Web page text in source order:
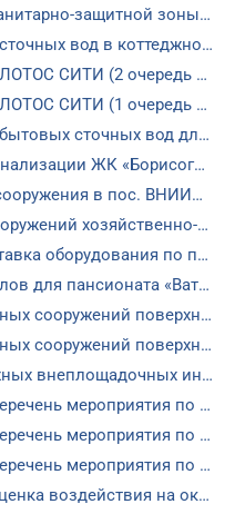
Проект обоснования санитарно-защитной зоны ЗАО «Дмитровский завод газобетонных изделий»
Очистные сооружения сточных вод в коттеджном поселке Полуостров
Очистные сооружения ЛОТОС СИТИ (2 очередь строительства)
Очистные сооружения ЛОТОС СИТИ (1 очередь строительства)
Очистные сооружения бытовых сточных вод для Индустриального парка Индиго
Очистные ливневой канализации ЖК «Борисоглебское»
Локальные очистные сооружения в пос. ВНИИССОК
Комплекс очистных сооружений хозяйственно‐бытовых сточных вод производительностью 7200 м3 сут. (заказчик ООО «РеКапСтрой»)
Проектирование и поставка оборудования по проекту «Строительство очистных сооружений хозяйственно-бытовых стоков г. Руза
Проектирование разделов для пансионата «Ватутинки»
Проектирование очистных сооружений поверхностного стока производительностью 864 м3/сут Жилого Комплекса «Изумрудная долина» (заказчик ЗАО «Ипотечная копмания М-6»)
Проектирование очистных сооружений поверхностного стока производительностью 686 м3/сут в д. Измалково (заказчик ООО «Измалково недвижимость»)
Проектирование наружных внеплощадочных инженерных сетей ливневой канализации в д. Аристово (заказчик ООО «Золотой возраст»)
Разработка раздела «Перечень мероприятия по охране окружающей среды» и «Проекта санитарно-защитной зоны для объекта «Строительство биологических очистных сооружений г. Старица» (заказчик АО «Тверь Водоканал»)
Разработка раздела «Перечень мероприятия по охране окружающей среды» и «Проекта санитарно- защитной зоны очистных сооружений» (заказчик АО «Мосводоканал»)
Разработка раздела «Перечень мероприятия по охране окружающей среды» и «Проекта санитарно- защитной зоны объекта «Реконструкция очистных сооружений в пос. Горки 10, Одинцовского г.о., Московской области» (заказчик АО «Одинцовская теплосеть»)
Разработка раздела «Оценка воздействия на окружающую среду (ОВОС) цеха по производству шпона и фанеры предприятия ООО «Кроношпан Башкортостан»